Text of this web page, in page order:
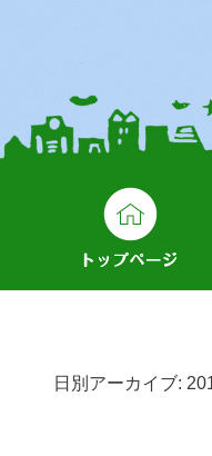
日別アーカイブ: